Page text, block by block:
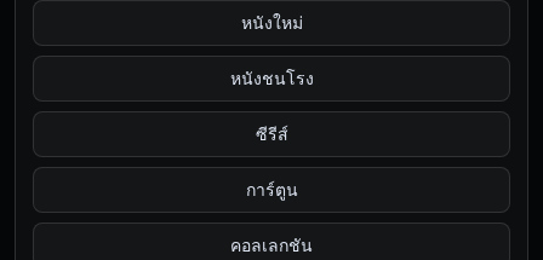
หนังใหม่
หนังชนโรง
ซีรีส์
การ์ตูน
คอลเลกชัน